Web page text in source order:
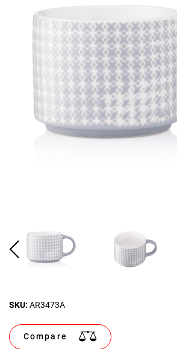
SKU: AR3473A
Compare